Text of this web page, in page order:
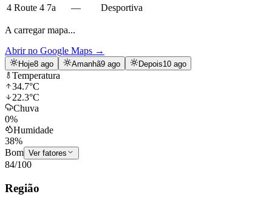
4 Route 4 7a — Desportiva
A carregar mapa...
Abrir no Google Maps →
Hoje8 ago Amanhã9 ago Depois10 ago
Temperatura
34.7°C
22.3°C
Chuva
0%
Humidade
38%
Bom Ver fatores
84/100
Região